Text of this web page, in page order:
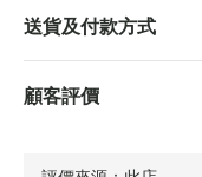
送貨及付款方式
顧客評價